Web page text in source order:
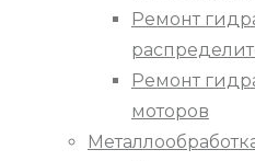
Ремонт
Ремонт
моторов